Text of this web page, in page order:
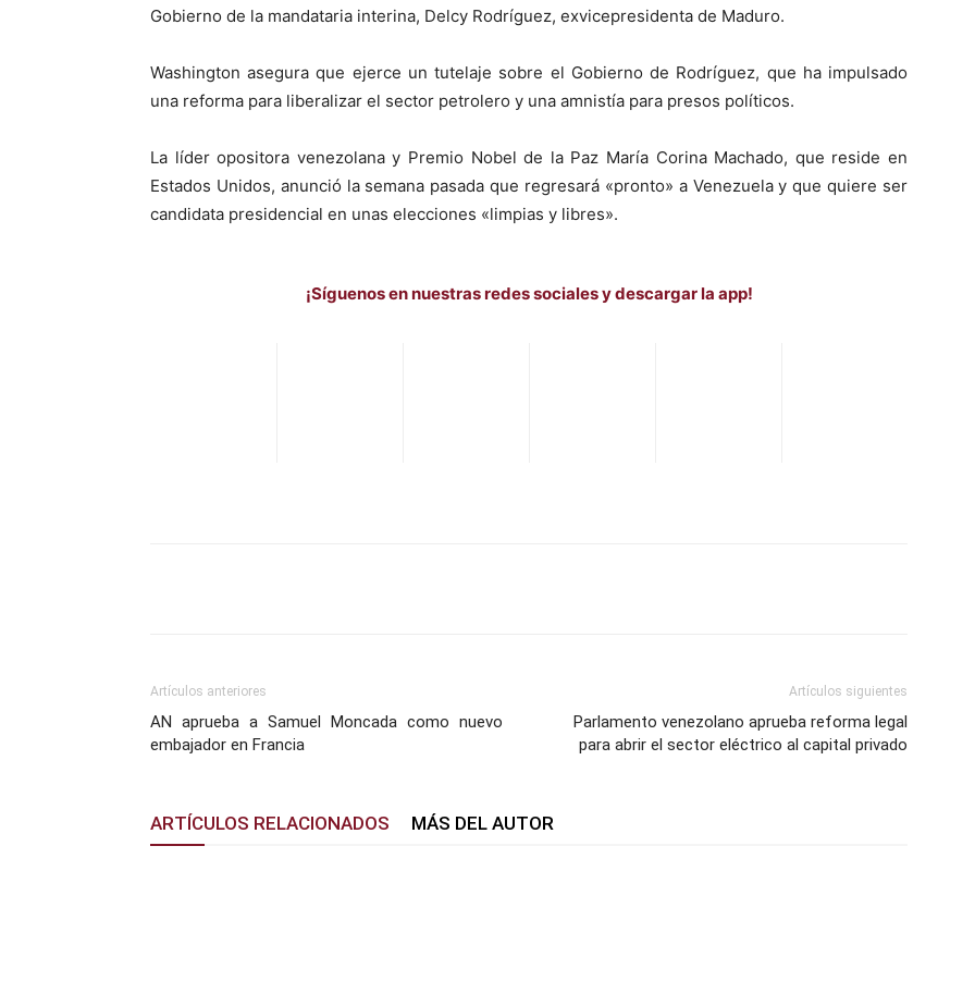
Gobierno de la mandataria interina, Delcy Rodríguez, exvicepresidenta de Maduro.
Washington asegura que ejerce un tutelaje sobre el Gobierno de Rodríguez, que ha impulsado
una reforma para liberalizar el sector petrolero y una amnistía para presos políticos.
La líder opositora venezolana y Premio Nobel de la Paz María Corina Machado, que reside en
Estados Unidos, anunció la semana pasada que regresará «pronto» a Venezuela y que quiere ser
candidata presidencial en unas elecciones «limpias y libres».
¡Síguenos en nuestras redes sociales y descargar la app!
Artículos anteriores
AN aprueba a Samuel Moncada como nuevo
embajador en Francia
Artículos siguientes
Parlamento venezolano aprueba reforma legal
para abrir el sector eléctrico al capital privado
ARTÍCULOS RELACIONADOS MÁS DEL AUTOR